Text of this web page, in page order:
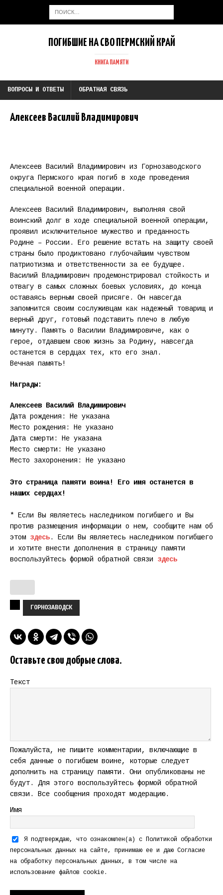
ПОГИБШИЕ НА СВО ПЕРМСКИЙ КРАЙ
КНИГА ПАМЯТИ
ВОПРОСЫ И ОТВЕТЫ ОБРАТНАЯ СВЯЗЬ
Алексеев Василий Владимирович
Алексеев Василий Владимирович из Горнозаводского
округа Пермского края погиб в ходе проведения
специальной военной операции.
Алексеев Василий Владимирович, выполняя свой
воинский долг в ходе специальной военной операции,
проявил исключительное мужество и преданность
Родине – России. Его решение встать на защиту своей
страны было продиктовано глубочайшим чувством
патриотизма и ответственности за ее будущее.
Василий Владимирович продемонстрировал стойкость и
отвагу в самых сложных боевых условиях, до конца
оставаясь верным своей присяге. Он навсегда
запомнится своим сослуживцам как надежный товарищ и
верный друг, готовый подставить плечо в любую
минуту. Память о Василии Владимировиче, как о
герое, отдавшем свою жизнь за Родину, навсегда
останется в сердцах тех, кто его знал.
Вечная память!
Награды:
Алексеев Василий Владимирович
Дата рождения: Не указана
Место рождения: Не указано
Дата смерти: Не указана
Место смерти: Не указано
Место захоронения: Не указано
Это страница памяти воина! Его имя останется в
наших сердцах!
* Если Вы являетесь наследником погибшего и Вы
против размещения информации о нем, сообщите нам об
этом здесь. Если Вы являетесь наследником погибшего
и хотите внести дополнения в страницу памяти
воспользуйтесь формой обратной связи здесь
ГОРНОЗАВОДСК
Оставьте свои добрые слова.
Текст
Пожалуйста, не пишите комментарии, включающие в
себя данные о погибшем воине, которые следует
дополнить на страницу памяти. Они опубликованы не
будут. Для этого воспользуйтесь формой обратной
связи. Все сообщения проходят модерацию.
Имя
Я подтверждаю, что ознакомлен(а) с Политикой обработки
персональных данных на сайте, принимаю ее и даю Согласие
на обработку персональных данных, в том числе на
использование файлов cookie.